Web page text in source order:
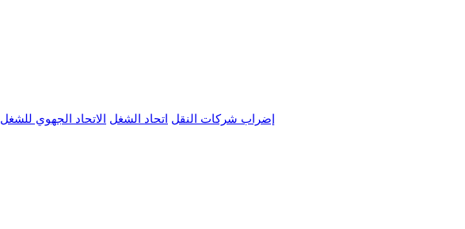
إضراب شركات النقل اتحاد الشغل الاتحاد الجهوي